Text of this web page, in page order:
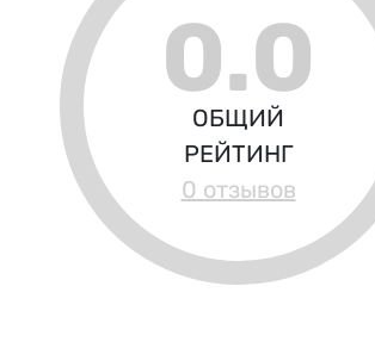
0.0
ОБЩИЙ
РЕЙТИНГ
0 отзывов